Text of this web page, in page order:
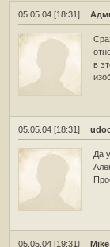
05.05.04 [18:31]
в
05.05.04 [18:31]
Да
05.05.04 [19:31] Mike